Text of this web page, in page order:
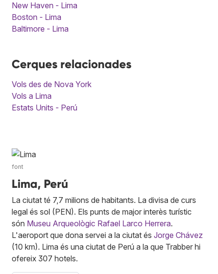
New Haven - Lima
Boston - Lima
Baltimore - Lima
Cerques relacionades
Vols des de Nova York
Vols a Lima
Estats Units - Perú
font
Lima, Perú
La ciutat té 7,7 milions de habitants. La divisa de curs
legal és sol (PEN). Els punts de major interès turístic
són Museu Arqueològic Rafael Larco Herrera.
L'aeroport que dona servei a la ciutat és Jorge Chávez
(10 km). Lima és una ciutat de Perú a la que Trabber hi
ofereix 307 hotels.